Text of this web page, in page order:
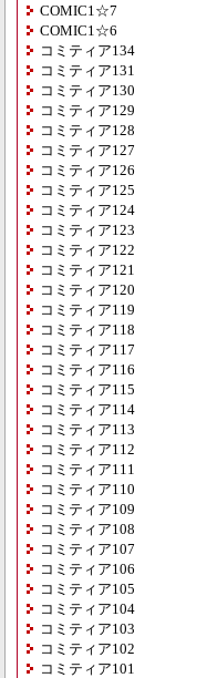
COMIC1☆7
COMIC1☆6
コミティア134
コミティア131
コミティア130
コミティア129
コミティア128
コミティア127
コミティア126
コミティア125
コミティア124
コミティア123
コミティア122
コミティア121
コミティア120
コミティア119
コミティア118
コミティア117
コミティア116
コミティア115
コミティア114
コミティア113
コミティア112
コミティア111
コミティア110
コミティア109
コミティア108
コミティア107
コミティア106
コミティア105
コミティア104
コミティア103
コミティア102
コミティア101